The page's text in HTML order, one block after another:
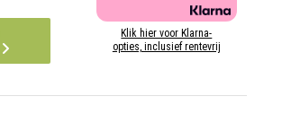
Klik hier voor Klarna-
opties, inclusief rentevrij